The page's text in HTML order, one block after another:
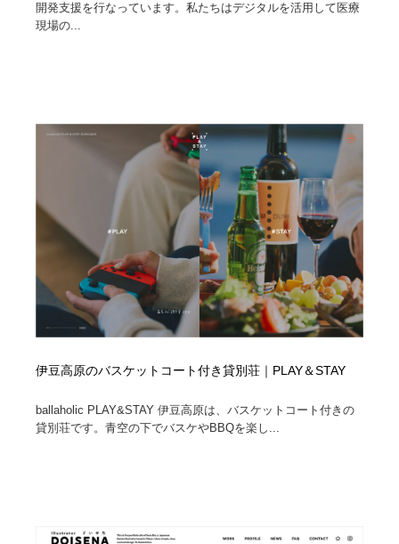
開発支援を行なっています。私たちはデジタルを活用して医療
現場の...
伊豆高原のバスケットコート付き貸別荘｜PLAY＆STAY
ballaholic PLAY&STAY 伊豆高原は、バスケットコート付きの
貸別荘です。青空の下でバスケやBBQを楽し...